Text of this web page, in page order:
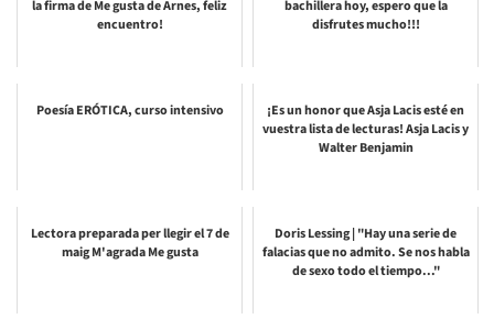
la firma de Me gusta de Arnes, feliz
encuentro!
bachillera hoy, espero que la
disfrutes mucho!!!
Poesía ERÓTICA, curso intensivo
¡Es un honor que Asja Lacis esté en
vuestra lista de lecturas! Asja Lacis y
Walter Benjamin
Lectora preparada per llegir el 7 de
maig M'agrada Me gusta
Doris Lessing | "Hay una serie de
falacias que no admito. Se nos habla
de sexo todo el tiempo..."